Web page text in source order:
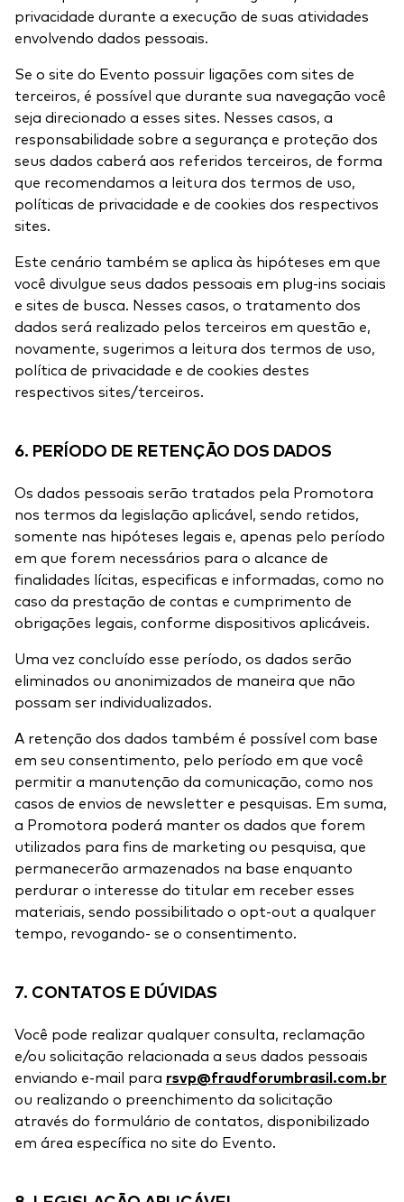
privacidade durante a execução de suas atividades
envolvendo dados pessoais.
Se o site do Evento possuir ligações com sites de
terceiros, é possível que durante sua navegação você
seja direcionado a esses sites. Nesses casos, a
responsabilidade sobre a segurança e proteção dos
seus dados caberá aos referidos terceiros, de forma
que recomendamos a leitura dos termos de uso,
políticas de privacidade e de cookies dos respectivos
sites.
Este cenário também se aplica às hipóteses em que
você divulgue seus dados pessoais em plug-ins sociais
e sites de busca. Nesses casos, o tratamento dos
dados será realizado pelos terceiros em questão e,
novamente, sugerimos a leitura dos termos de uso,
política de privacidade e de cookies destes
respectivos sites/terceiros.
6. PERÍODO DE RETENÇÃO DOS DADOS
Os dados pessoais serão tratados pela Promotora
nos termos da legislação aplicável, sendo retidos,
somente nas hipóteses legais e, apenas pelo período
em que forem necessários para o alcance de
finalidades lícitas, especificas e informadas, como no
caso da prestação de contas e cumprimento de
obrigações legais, conforme dispositivos aplicáveis.
Uma vez concluído esse período, os dados serão
eliminados ou anonimizados de maneira que não
possam ser individualizados.
A retenção dos dados também é possível com base
em seu consentimento, pelo período em que você
permitir a manutenção da comunicação, como nos
casos de envios de newsletter e pesquisas. Em suma,
a Promotora poderá manter os dados que forem
utilizados para fins de marketing ou pesquisa, que
permanecerão armazenados na base enquanto
perdurar o interesse do titular em receber esses
materiais, sendo possibilitado o opt-out a qualquer
tempo, revogando- se o consentimento.
7. CONTATOS E DÚVIDAS
Você pode realizar qualquer consulta, reclamação
e/ou solicitação relacionada a seus dados pessoais
enviando e-mail para rsvp@fraudforumbrasil.com.br
ou realizando o preenchimento da solicitação
através do formulário de contatos, disponibilizado
em área específica no site do Evento.